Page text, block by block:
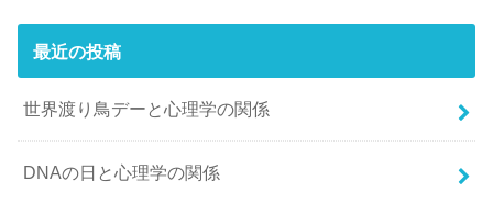
最近の投稿
世界渡り鳥デーと心理学の関係
DNAの日と心理学の関係